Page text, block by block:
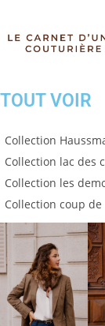
TOUT VOIR
Collection
Collection lac des
Collection les
Collection coup